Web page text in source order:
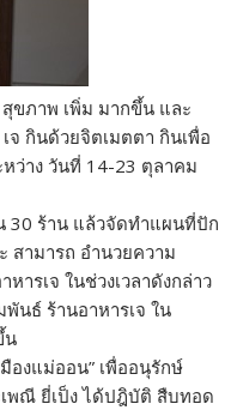
ขภาพ เพิ่ม มากขึ้น และ
จ กินด้วยจิตเมตตา กินเพื่อ
หว่าง วันที่ 14-23 ตุลาคม
30 ร้าน แล้วจัดทำแผนที่ปัก
สามารถ อำนวยความ
ารเจ ในช่วงเวลาดังกล่าว
นธ์ ร้านอาหารเจ ใน
น
องแม่ออน” เพื่ออนุรักษ์
พณี ยี่เป็ง ได้ปฎิบัติ สืบทอด